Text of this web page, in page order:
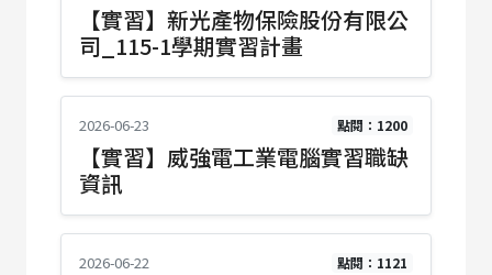
【實習】新光產物保險股份有限公
司_115-1學期實習計畫
2026-06-23 點閱：1200
【實習】威強電工業電腦實習職缺
資訊
2026-06-22 點閱：1121